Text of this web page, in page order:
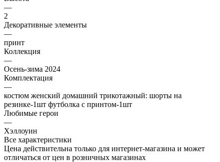
—
2
Декоративные элементы
—
принт
Коллекция
—
Осень-зима 2024
Комплектация
—
костюм женский домашний трикотажный: шорты на
резинке-1шт футболка с принтом-1шт
Любимые герои
—
Хэллоуин
Все характеристики
Цена действительна только для интернет-магазина и может
отличаться от цен в розничных магазинах